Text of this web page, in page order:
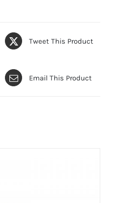
Tweet This Product
Email This Product